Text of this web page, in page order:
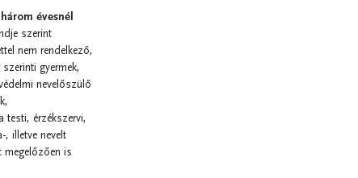
évesnél
szerint
nem rendelkező,
gyermek,
nevelőszülő
testi, érzékszervi,
illetve nevelt
megelőzően is